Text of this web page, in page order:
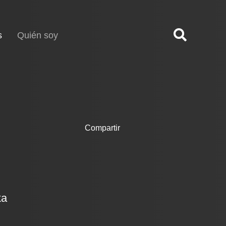
(current)Quién soy
Compartir